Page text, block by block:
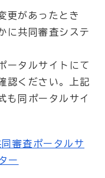
更があったとき
に共同審査システ
ータルサイトにて
認ください。上記
も同ポータルサイ
審査ポータルサ
ー